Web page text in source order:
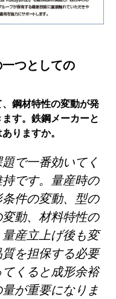
つとしての
鋼材特性の変動が発
す。鉄鋼メーカーと
りますか。
で一番効いてく
です。量産時の
件の変動、型の
動、材料特性の
産立上げ後も変
を担保する必要
くると成形余裕
が重要になりま